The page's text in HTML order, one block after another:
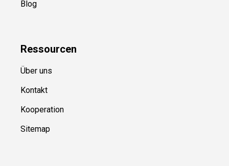
Blog
Ressourcen
Über uns
Kontakt
Kooperation
Sitemap